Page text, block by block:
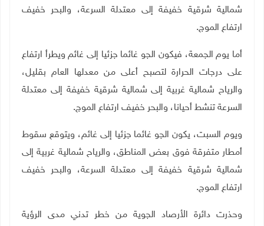
شمالية شرقية خفيفة إلى معتدلة السرعة، والبحر خفيف
ارتفاع الموج.
أما يوم الجمعة، فيكون الجو غائما جزئيا إلى غائم ويطرأ ارتفاع
على درجات الحرارة لتصبح أعلى من معدلها العام بقليل،
والرياح شمالية غربية إلى شمالية شرقية خفيفة إلى معتدلة
السرعة تنشط أحيانا، والبحر خفيف ارتفاع الموج.
ويوم السبت، يكون الجو غائما جزئيا إلى غائم، ويتوقع سقوط
أمطار متفرقة فوق بعض المناطق، والرياح شمالية غربية إلى
شمالية شرقية خفيفة إلى معتدلة السرعة، والبحر خفيف
ارتفاع الموج.
وحذرت دائرة الأرصاد الجوية من خطر تدني مدى الرؤية